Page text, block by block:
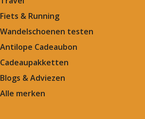
Fiets & Running
Wandelschoenen testen
Antilope Cadeaubon
Cadeaupakketten
Blogs & Adviezen
Alle merken